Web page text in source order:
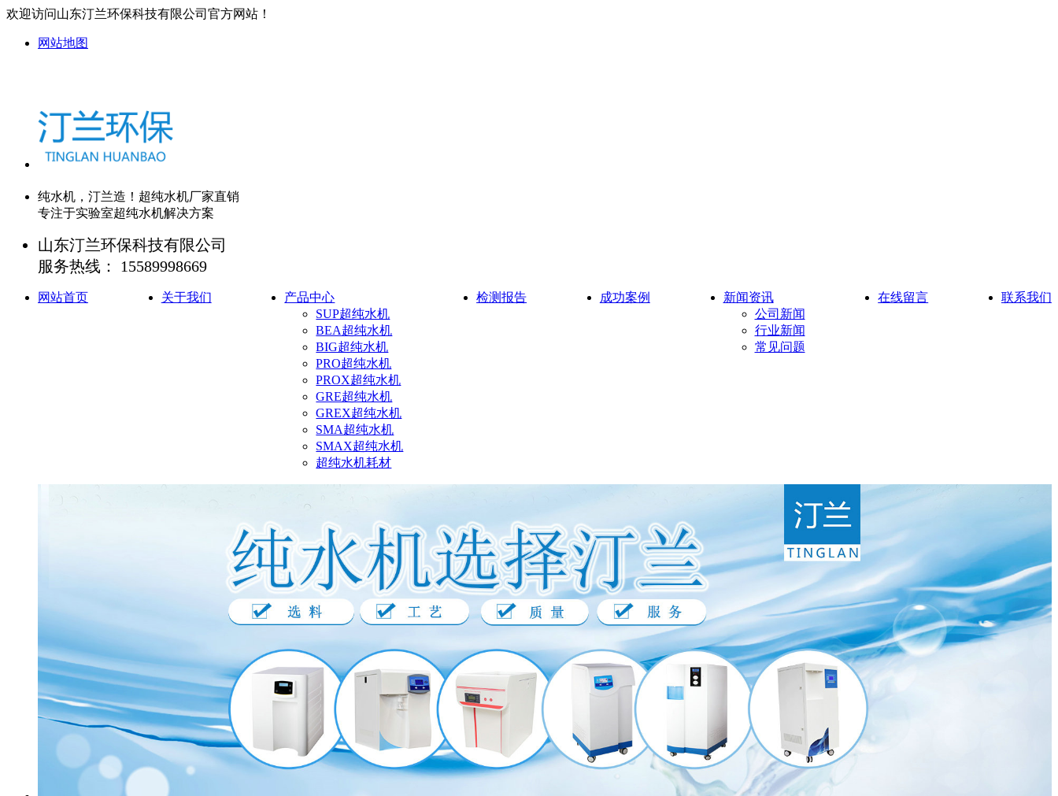
欢迎访问山东汀兰环保科技有限公司官方网站！
网站地图
纯水机， 汀兰造 ！超纯水机厂家直销
专注于实验室超纯水机解决方案
山东汀兰环保科技有限公司
服务热线： 15589998669
网站首页 关于我们
产品中心
SUP超纯水机
BEA超纯水机
BIG超纯水机
PRO超纯水机
PROX超纯水机
GRE超纯水机
GREX超纯水机
SMA超纯水机
SMAX超纯水机
超纯水机耗材
检测报告 成功案例
新闻资讯
公司新闻
行业新闻
常见问题
在线留言 联系我们